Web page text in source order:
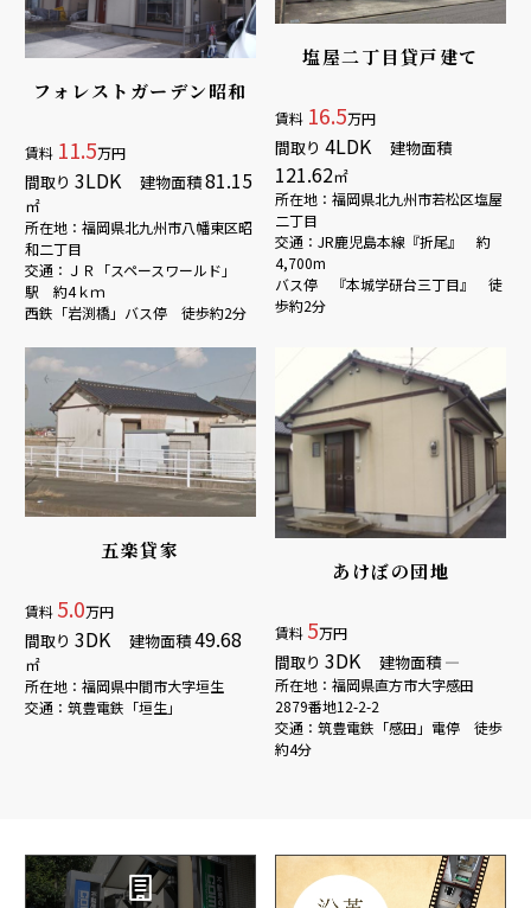
フォレストガーデン昭和
賃料 11.5万円
間取り 3LDK建物面積81.15
㎡
所在地：福岡県北九州市八幡東区昭
和二丁目
交通：ＪＲ「スペースワールド」
駅 約4ｋｍ
西鉄「岩渕橋」バス停 徒歩約2分
塩屋二丁目貸戸建て
賃料 16.5万円
間取り4LDK建物面積
121.62㎡
所在地：福岡県北九州市若松区塩屋
二丁目
交通：JR鹿児島本線『折尾』 約
4,700m
バス停 『本城学研台三丁目』 徒
歩約2分
五楽貸家
賃料 5.0万円
間取り 3DK建物面積49.68
㎡
所在地：福岡県中間市大字垣生
交通：筑豊電鉄「垣生」
あけぼの団地
賃料 5万円
間取り3DK建物面積 ―
所在地：福岡県直方市大字感田
2879番地12-2-2
交通：筑豊電鉄「感田」電停 徒歩
約4分